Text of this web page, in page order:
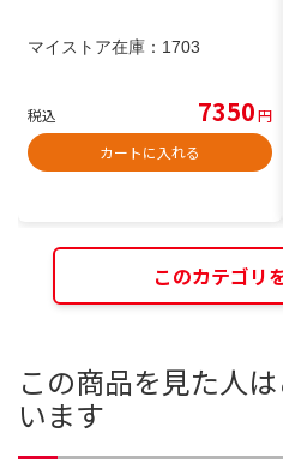
マイストア在庫： 1703
税込 7350円
カートに入れる
このカテゴリ
この商品を見た人
います